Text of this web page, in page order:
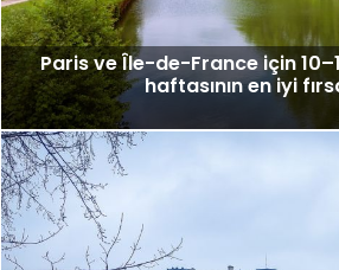
Paris ve Île-de-France için
haftasının en iyi